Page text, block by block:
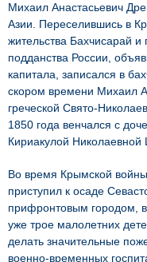
Михаил Анастасьевич
Азии. Переселившись в
жительства Бахчисарай и
подданства России,
капитала, записался в
скором времени Михаил
греческой Свято-
1850 года венчался с
Кириакулой
Во время Крымской войны
приступил к осаде
прифронтовым городом,
уже трое малолетних
делать значительные
военно-временных